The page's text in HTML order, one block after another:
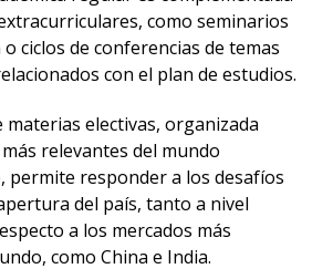
como seminarios
ciclos de conferencias de temas
con el plan de estudios.
materias electivas, organizada
relevantes del mundo
permite responder a los desafíos
del país, tanto a nivel
a los mercados más
como China e India.